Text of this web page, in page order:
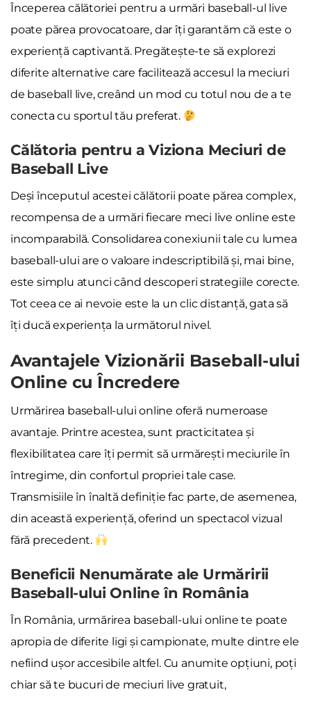
Începerea călătoriei pentru a urmări baseball-ul live
poate părea provocatoare, dar îți garantăm că este o
experiență captivantă. Pregătește-te să explorezi
diferite alternative care facilitează accesul la meciuri
de baseball live, creând un mod cu totul nou de a te
conecta cu sportul tău preferat.
Călătoria pentru a Viziona Meciuri de
Baseball Live
Deși începutul acestei călătorii poate părea complex,
recompensa de a urmări fiecare meci live online este
incomparabilă. Consolidarea conexiunii tale cu lumea
baseball-ului are o valoare indescriptibilă și, mai bine,
este simplu atunci când descoperi strategiile corecte.
Tot ceea ce ai nevoie este la un clic distanță, gata să
îți ducă experiența la următorul nivel.
Avantajele Vizionării Baseball-ului
Online cu Încredere
Urmărirea baseball-ului online oferă numeroase
avantaje. Printre acestea, sunt practicitatea și
flexibilitatea care îți permit să urmărești meciurile în
întregime, din confortul propriei tale case.
Transmisiile în înaltă definiție fac parte, de asemenea,
din această experiență, oferind un spectacol vizual
fără precedent.
Beneficii Nenumărate ale Urmăririi
Baseball-ului Online în România
În România, urmărirea baseball-ului online te poate
apropia de diferite ligi și campionate, multe dintre ele
nefiind ușor accesibile altfel. Cu anumite opțiuni, poți
chiar să te bucuri de meciuri live gratuit,